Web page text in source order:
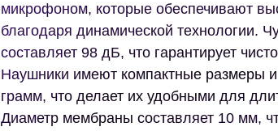
микрофоном, которые обеспечивают
благодаря динамической технологии.
составляет 98 дБ, что гарантирует
Наушники имеют компактные размеры и
грамм, что делает их удобными для
Диаметр мембраны составляет 10 мм,